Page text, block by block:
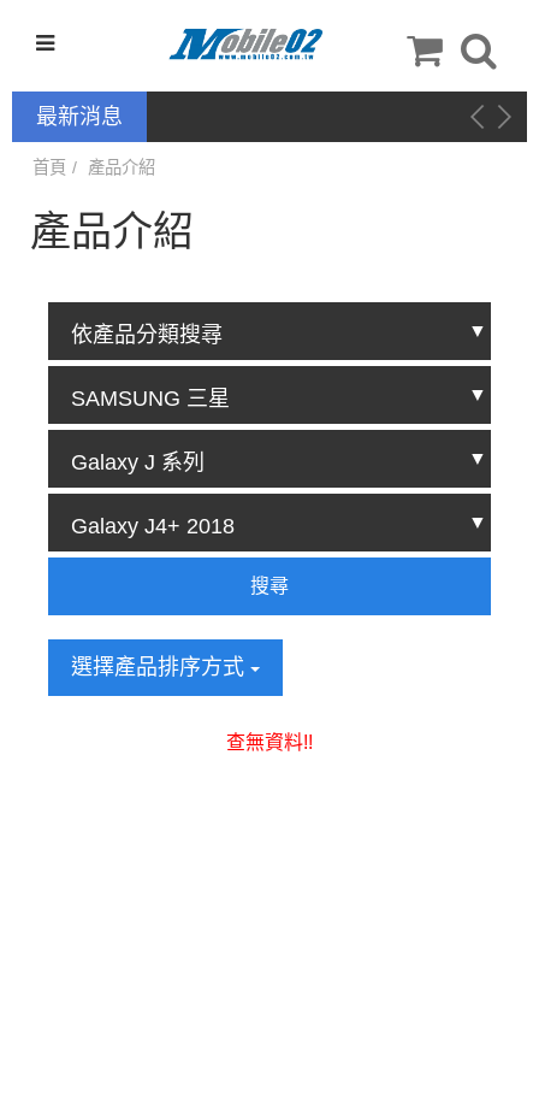
最新消息
首頁 產品介紹
產品介紹
搜尋
選擇產品排序方式
查無資料!!